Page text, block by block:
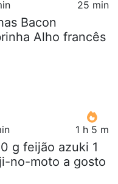
25 min
Bacon
Alho francês
1 h 5 m
g feijão azuki 1
no-moto a gosto